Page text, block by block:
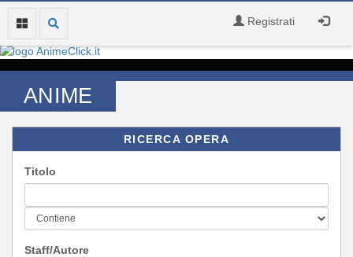
Registrati
ANIME
RICERCA OPERA
Titolo
Staff/Autore